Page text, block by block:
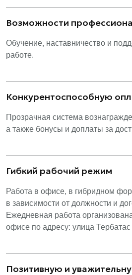
Возможности
Обучение, наставничество и
работе.
Конкурентоспособную
Прозрачная система
а также бонусы и доплаты за
Гибкий рабочий режим
Работа в офисе, в гибридном
в зависимости от должности и
Ежедневная работа
офисе по адресу: улица Тербатас
Позитивную и